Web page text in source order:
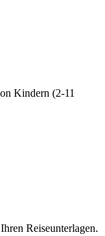
Kindern (2-11
Reiseunterlagen.